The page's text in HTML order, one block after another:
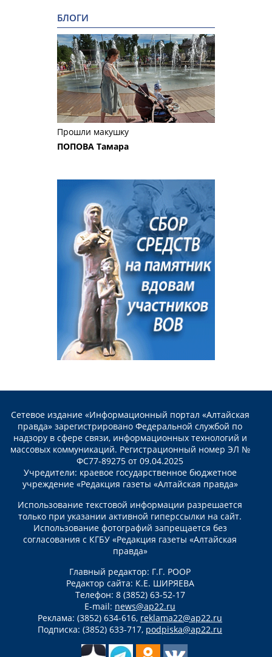
БЛОГИ
Прошли макушку
ПОПОВА Тамара
Сетевое издание «Информационный портал «Алтайская
правда» зарегистрировано Федеральной службой по
надзору в сфере связи, информационных технологий и
массовых коммуникаций. Регистрационный номер ЭЛ №
ФС77-89275 от 09.04.2025
Учредители: краевое государственное бюджетное
учреждение «Редакция газеты «Алтайская правда»
Использование текстовой информации разрешается
только при указании активной гиперссылки на сайт.
Использование фотографий запрещается без
согласования с КГБУ «Редакция газеты «Алтайская
правда»
Главный редактор: Г.Г. РООР
Редактор сайта: К.Е. ШИРЯЕВА
Телефон: 8 (3852) 63-52-17
E-mail: news@ap22.ru
Реклама: (3852) 634-616, reklama22@ap22.ru
Подписка: (3852) 633-717, podpiska@ap22.ru